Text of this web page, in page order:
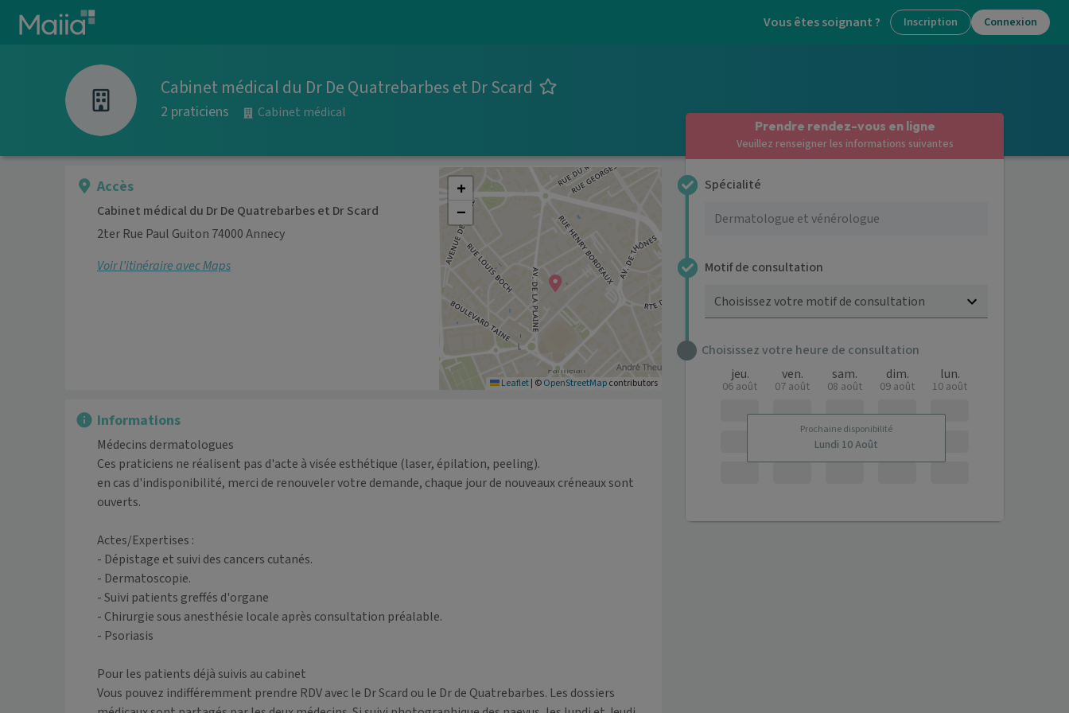
Aller au contenu principal Vous êtes soignant ? Inscription Connexion
Cabinet médical du Dr De Quatrebarbes et Dr Scard
2 praticiens Cabinet médical
Accès
Cabinet médical du Dr De Quatrebarbes et Dr Scard
2ter Rue Paul Guiton 74000 Annecy
Voir l’itinéraire avec Maps
+
−
Leaflet| ©OpenStreetMapcontributors
Informations
Médecins dermatologues
Ces praticiens ne réalisent pas d'acte à visée esthétique (laser, épilation, peeling).
en cas d'indisponibilité, merci de renouveler votre demande, chaque jour de nouveaux créneaux sont
ouverts.
Actes/Expertises :
- Dépistage et suivi des cancers cutanés.
- Dermatoscopie.
- Suivi patients greffés d'organe
- Chirurgie sous anesthésie locale après consultation préalable.
- Psoriasis
Pour les patients déjà suivis au cabinet
Vous pouvez indifféremment prendre RDV avec le Dr Scard ou le Dr de Quatrebarbes. Les dossiers
Prendre rendez-vous en ligne
Veuillez renseigner les informations suivantes
Spécialité
Motif de consultation
Choisissez votre motif de consultation
Choisissez votre heure de consultation
Prochaine disponibilité
Lundi 10 Août
jeu.
06 août
ven.
07 août
sam.
08 août
dim.
09 août
lun.
10 août